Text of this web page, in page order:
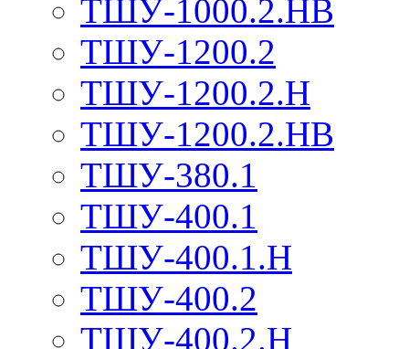
ТШУ-1000.2.НВ
ТШУ-1200.2
ТШУ-1200.2.Н
ТШУ-1200.2.НВ
ТШУ-380.1
ТШУ-400.1
ТШУ-400.1.Н
ТШУ-400.2
ТШУ-400.2.Н